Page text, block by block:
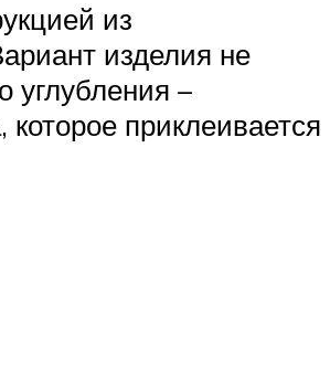
из
изделия не
углубления –
приклеивается